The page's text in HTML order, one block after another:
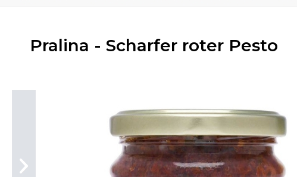
Pralina - Scharfer roter Pesto